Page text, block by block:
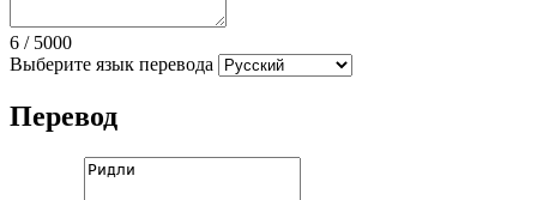
6 / 5000
Выберите язык перевода
Перевод